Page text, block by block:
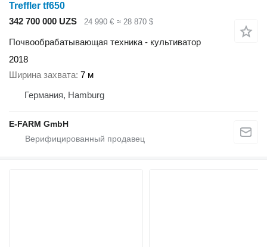
Treffler tf650
342 700 000 UZS
24 990 € ≈ 28 870 $
Почвообрабатывающая техника - культиватор
2018
Ширина захвата 7 м
Германия, Hamburg
E-FARM GmbH